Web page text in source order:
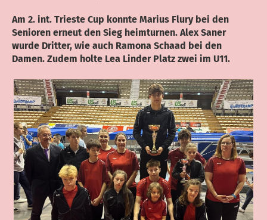
Am 2. int. Trieste Cup konnte Marius Flury bei den
Senioren erneut den Sieg heimturnen. Alex Saner
wurde Dritter, wie auch Ramona Schaad bei den
Damen. Zudem holte Lea Linder Platz zwei im U11.